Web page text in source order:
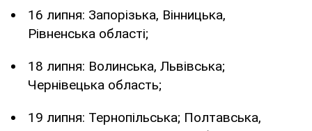
16 липня: Запорізька, Вінницька,
Рівненська області;
18 липня: Волинська, Львівська;
Чернівецька область;
19 липня: Тернопільська; Полтавська,